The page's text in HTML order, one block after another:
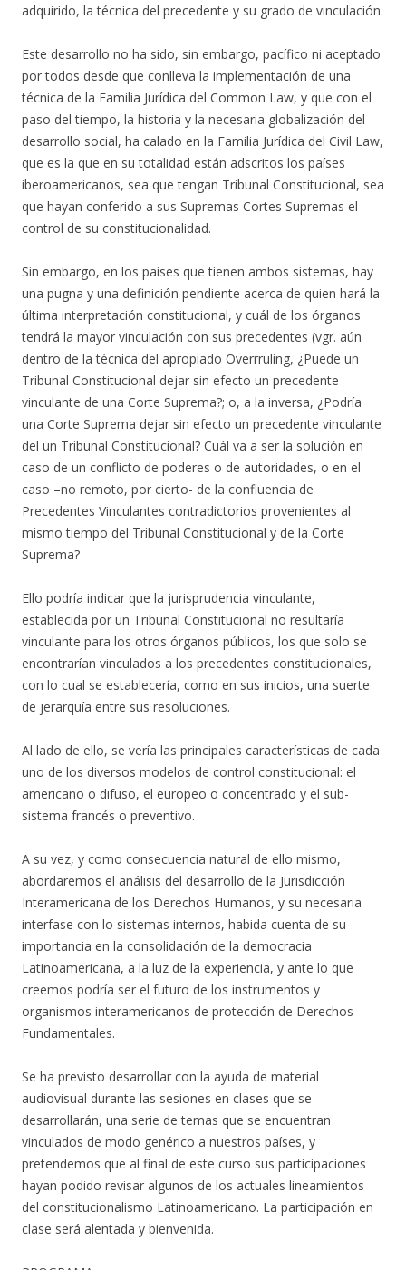
adquirido, la técnica del precedente y su grado de vinculación.
Este desarrollo no ha sido, sin embargo, pacífico ni aceptado
por todos desde que conlleva la implementación de una
técnica de la Familia Jurídica del Common Law, y que con el
paso del tiempo, la historia y la necesaria globalización del
desarrollo social, ha calado en la Familia Jurídica del Civil Law,
que es la que en su totalidad están adscritos los países
iberoamericanos, sea que tengan Tribunal Constitucional, sea
que hayan conferido a sus Supremas Cortes Supremas el
control de su constitucionalidad.
Sin embargo, en los países que tienen ambos sistemas, hay
una pugna y una definición pendiente acerca de quien hará la
última interpretación constitucional, y cuál de los órganos
tendrá la mayor vinculación con sus precedentes (vgr. aún
dentro de la técnica del apropiado Overrruling, ¿Puede un
Tribunal Constitucional dejar sin efecto un precedente
vinculante de una Corte Suprema?; o, a la inversa, ¿Podría
una Corte Suprema dejar sin efecto un precedente vinculante
del un Tribunal Constitucional? Cuál va a ser la solución en
caso de un conflicto de poderes o de autoridades, o en el
caso –no remoto, por cierto- de la confluencia de
Precedentes Vinculantes contradictorios provenientes al
mismo tiempo del Tribunal Constitucional y de la Corte
Suprema?
Ello podría indicar que la jurisprudencia vinculante,
establecida por un Tribunal Constitucional no resultaría
vinculante para los otros órganos públicos, los que solo se
encontrarían vinculados a los precedentes constitucionales,
con lo cual se establecería, como en sus inicios, una suerte
de jerarquía entre sus resoluciones.
Al lado de ello, se vería las principales características de cada
uno de los diversos modelos de control constitucional: el
americano o difuso, el europeo o concentrado y el sub-
sistema francés o preventivo.
A su vez, y como consecuencia natural de ello mismo,
abordaremos el análisis del desarrollo de la Jurisdicción
Interamericana de los Derechos Humanos, y su necesaria
interfase con lo sistemas internos, habida cuenta de su
importancia en la consolidación de la democracia
Latinoamericana, a la luz de la experiencia, y ante lo que
creemos podría ser el futuro de los instrumentos y
organismos interamericanos de protección de Derechos
Fundamentales.
Se ha previsto desarrollar con la ayuda de material
audiovisual durante las sesiones en clases que se
desarrollarán, una serie de temas que se encuentran
vinculados de modo genérico a nuestros países, y
pretendemos que al final de este curso sus participaciones
hayan podido revisar algunos de los actuales lineamientos
del constitucionalismo Latinoamericano. La participación en
clase será alentada y bienvenida.